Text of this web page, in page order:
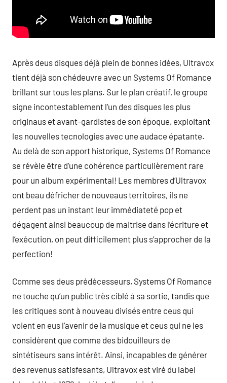
Après deus disques déjà plein de bonnes idées, Ultravox
tient déjà son chédeuvre avec un Systems Of Romance
brillant sur tous les plans. Sur le plan créatif, le groupe
signe incontestablement l’un des disques les plus
originaus et avant-gardistes de son époque, exploitant
les nouvelles tecnologies avec une audace épatante.
Au delà de son apport historique, Systems Of Romance
se révèle être d’une cohérence particulièrement rare
pour un album expérimental! Les membres d’Ultravox
ont beau défricher de nouveaus territoires, ils ne
perdent pas un instant leur immédiateté pop et
dégagent ainsi beaucoup de maitrise dans l’écriture et
l’exécution, on peut difficilement plus s’approcher de la
perfection!
Comme ses deus prédécesseurs, Systems Of Romance
ne touche qu’un public très ciblé à sa sortie, tandis que
les critiques sont à nouveau divisés entre ceus qui
voient en eus l’avenir de la musique et ceus qui ne les
considèrent que comme des bidouilleurs de
sintétiseurs sans intérêt. Ainsi, incapables de générer
des revenus satisfesants, Ultravox est viré du label